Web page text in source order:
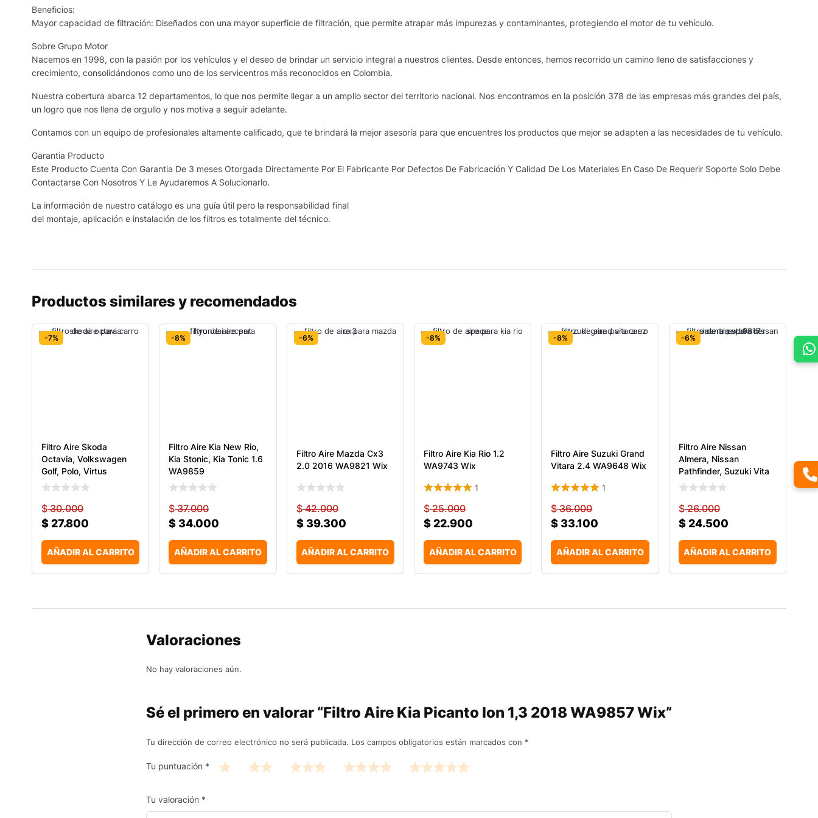
Beneficios:
Mayor capacidad de filtración: Diseñados con una mayor superficie de filtración, que permite atrapar más impurezas y contaminantes, protegiendo el motor de tu vehículo.
Sobre Grupo Motor
Nacemos en 1998, con la pasión por los vehículos y el deseo de brindar un servicio integral a nuestros clientes. Desde entonces, hemos recorrido un camino lleno de satisfacciones y
crecimiento, consolidándonos como uno de los servicentros más reconocidos en Colombia.
Nuestra cobertura abarca 12 departamentos, lo que nos permite llegar a un amplio sector del territorio nacional. Nos encontramos en la posición 378 de las empresas más grandes del país,
un logro que nos llena de orgullo y nos motiva a seguir adelante.
Contamos con un equipo de profesionales altamente calificado, que te brindará la mejor asesoría para que encuentres los productos que mejor se adapten a las necesidades de tu vehículo.
Garantia Producto
Este Producto Cuenta Con Garantia De 3 meses Otorgada Directamente Por El Fabricante Por Defectos De Fabricación Y Calidad De Los Materiales En Caso De Requerir Soporte Solo Debe
Contactarse Con Nosotros Y Le Ayudaremos A Solucionarlo.
La información de nuestro catálogo es una guía útil pero la responsabilidad final
del montaje, aplicación e instalación de los filtros es totalmente del técnico.
Productos similares y recomendados
-7%
Filtro Aire Skoda
Octavia, Volkswagen
Golf, Polo, Virtus
$30.000
$27.800
AÑADIR AL CARRITO
-8%
Filtro Aire Kia New Rio,
Kia Stonic, Kia Tonic 1.6
WA9859
$37.000
$34.000
AÑADIR AL CARRITO
-6%
Filtro Aire Mazda Cx3
2.0 2016 WA9821 Wix
$42.000
$39.300
AÑADIR AL CARRITO
-8%
Filtro Aire Kia Rio 1.2
WA9743 Wix
1
$25.000
$22.900
AÑADIR AL CARRITO
-8%
Filtro Aire Suzuki Grand
Vitara 2.4 WA9648 Wix
1
$36.000
$33.100
AÑADIR AL CARRITO
-6%
Filtro Aire Nissan
Almera, Nissan
Pathfinder, Suzuki Vita
$26.000
$24.500
AÑADIR AL CARRITO
Valoraciones
No hay valoraciones aún.
Sé el primero en valorar “Filtro Aire Kia Picanto Ion 1,3 2018 WA9857 Wix”
Tu dirección de correo electrónico no será publicada. Los campos obligatorios están marcados con *
Tu puntuación *
Tu valoración *